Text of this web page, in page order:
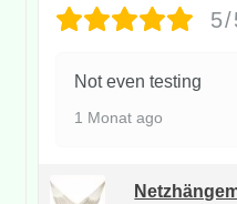
5/
Not even testing
1 Monat ago